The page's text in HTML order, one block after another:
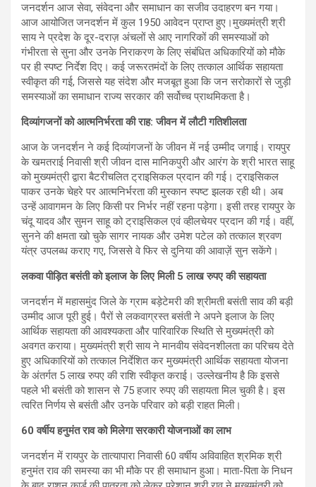
जनदर्शन आज सेवा, संवेदना और समाधान का सजीव उदाहरण बन गया।
आज आयोजित जनदर्शन में कुल 1950 आवेदन प्राप्त हुए।मुख्यमंत्री श्री
साय ने प्रदेश के दूर-दराज़ अंचलों से आए नागरिकों की समस्याओं को
गंभीरता से सुना और उनके निराकरण के लिए संबंधित अधिकारियों को मौके
पर ही स्पष्ट निर्देश दिए। कई जरूरतमंदों के लिए तत्काल आर्थिक सहायता
स्वीकृत की गई, जिससे यह संदेश और मजबूत हुआ कि जन सरोकारों से जुड़ी
समस्याओं का समाधान राज्य सरकार की सर्वोच्च प्राथमिकता है।
दिव्यांगजनों को आत्मनिर्भरता की राह: जीवन में लौटी गतिशीलता
आज के जनदर्शन ने कई दिव्यांगजनों के जीवन में नई उम्मीद जगाई। रायपुर
के खमतराई निवासी श्री जीवन दास मानिकपुरी और आरंग के श्री भारत साहू
को मुख्यमंत्री द्वारा बैटरीचलित ट्राइसिकल प्रदान की गई। ट्राइसिकल
पाकर उनके चेहरे पर आत्मनिर्भरता की मुस्कान स्पष्ट झलक रही थी। अब
उन्हें आवागमन के लिए किसी पर निर्भर नहीं रहना पड़ेगा। इसी तरह रायपुर के
चंदू यादव और सुमन साहू को ट्राइसिकल एवं व्हीलचेयर प्रदान की गई। वहीं,
सुनने की क्षमता खो चुके सागर नायक और उमेश पटेल को तत्काल श्रवण
यंत्र उपलब्ध कराए गए, जिससे वे फिर से दुनिया की आवाज़ें सुन सकेंगे।
लकवा पीड़ित बसंती को इलाज के लिए मिली 5 लाख रुपए की सहायता
जनदर्शन में महासमुंद जिले के ग्राम बड़ेटेमरी की श्रीमती बसंती साव की बड़ी
उम्मीद आज पूरी हुई। पैरों से लकवाग्रस्त बसंती ने अपने इलाज के लिए
आर्थिक सहायता की आवश्यकता और पारिवारिक स्थिति से मुख्यमंत्री को
अवगत कराया। मुख्यमंत्री श्री साय ने मानवीय संवेदनशीलता का परिचय देते
हुए अधिकारियों को तत्काल निर्देशित कर मुख्यमंत्री आर्थिक सहायता योजना
के अंतर्गत 5 लाख रुपए की राशि स्वीकृत कराई। उल्लेखनीय है कि इससे
पहले भी बसंती को शासन से 75 हजार रुपए की सहायता मिल चुकी है। इस
त्वरित निर्णय से बसंती और उनके परिवार को बड़ी राहत मिली।
60 वर्षीय हनुमंत राव को मिलेगा सरकारी योजनाओं का लाभ
जनदर्शन में रायपुर के तात्यापारा निवासी 60 वर्षीय अविवाहित श्रमिक श्री
हनुमंत राव की समस्या का भी मौके पर ही समाधान हुआ। माता-पिता के निधन